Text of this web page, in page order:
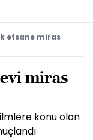
efsane miras
miras
konu olan